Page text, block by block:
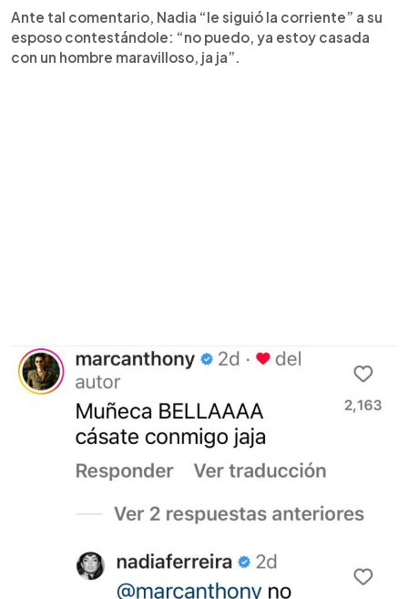
Ante tal comentario, Nadia “le siguió la corriente” a su
esposo contestándole: “no puedo, ya estoy casada
con un hombre maravilloso, ja ja”.